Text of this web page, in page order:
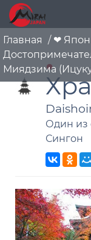
Главная / ❤
Миядзима
Один из
Сингон